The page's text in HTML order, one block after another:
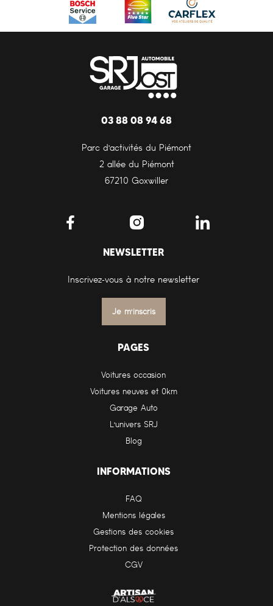
03 88 08 94 68
Parc d'activités du Piémont
2 allée du Piémont
67210 Goxwiller
NEWSLETTER
Inscrivez-vous à notre newsletter
Je m'inscris
PAGES
Voitures occasion
Voitures neuves et 0km
Garage Auto
L'univers SRJ
Blog
INFORMATIONS
FAQ
Mentions légales
Gestions des cookies
Protection des données
CGV